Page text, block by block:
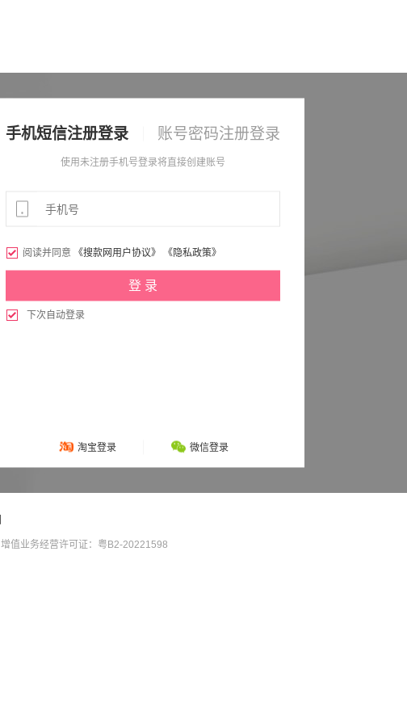
手机短信注册登录 账号密码注册登录
使用未注册手机号登录将直接创建账号
 阅读并同意 《搜款网用户协议》 《隐私政策》
 下次自动登录
淘宝登录 微信登录
增值业务经营许可证：粤B2-20221598